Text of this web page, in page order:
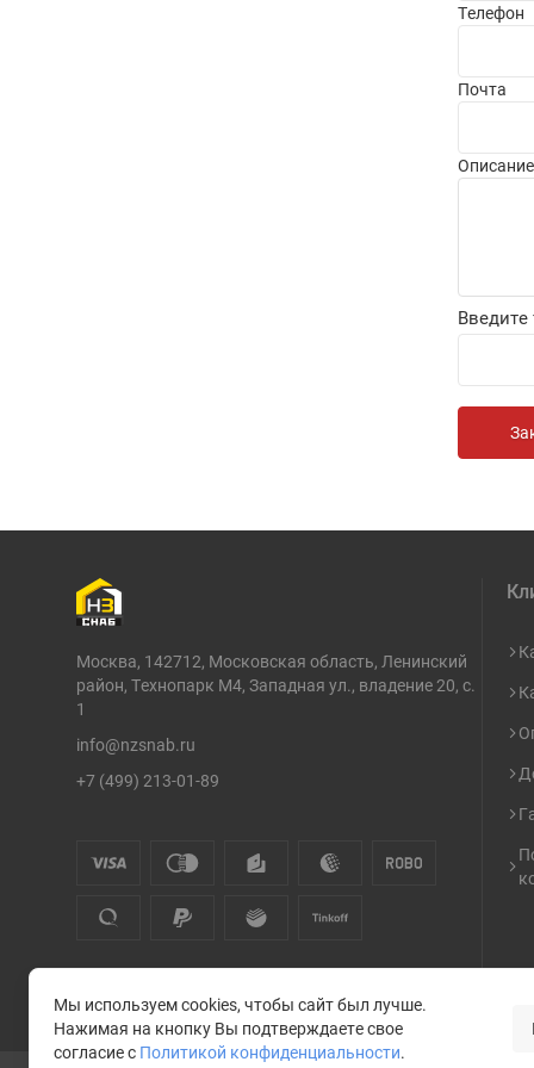
Телефон
Почта
Описание
Введите
Москва, 142712, Московская область, Ленинский
район, Технопарк М4, Западная ул., владение 20, с.
1
info@nzsnab.ru
+7 (499) 213-01-89
Мы используем cookies, чтобы сайт был лучше.
Нажимая на кнопку Вы подтверждаете свое
согласие с Политикой конфиденциальности.